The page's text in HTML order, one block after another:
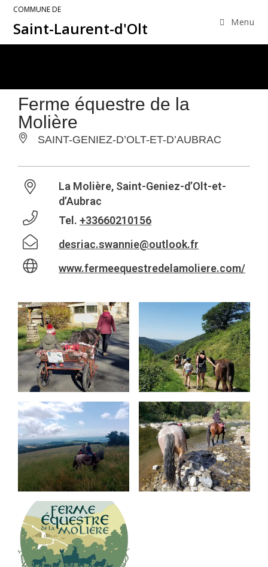
COMMUNE DE
Saint-Laurent-d'Olt Menu
Ferme équestre de la
Molière
SAINT-GENIEZ-D’OLT-ET-D’AUBRAC
La Molière, Saint-Geniez-d’Olt-et-
d’Aubrac
Tel. +33660210156
desriac.swannie@outlook.fr
www.fermeequestredelamoliere.com/